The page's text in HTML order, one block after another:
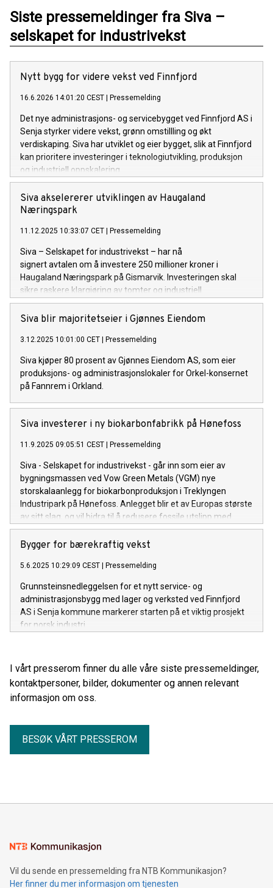
Siste pressemeldinger fra Siva –
selskapet for industrivekst
Nytt bygg for videre vekst ved Finnfjord
16.6.2026 14:01:20 CEST Pressemelding
Det nye administrasjons- og servicebygget ved Finnfjord AS i
Senja styrker videre vekst, grønn omstillling og økt
verdiskaping. Siva har utviklet og eier bygget, slik at Finnfjord
kan prioritere investeringer i teknologiutvikling, produksjon
og industriell oppskalering.
Siva akselererer utviklingen av Haugaland
Næringspark
11.12.2025 10:33:07 CET Pressemelding
Siva – Selskapet for industrivekst – har nå
signert avtalen om å investere 250 millioner kroner i
Haugaland Næringspark på Gismarvik. Investeringen skal
sikre raskere klargjøring av tomter og industriell
infrastruktur, og dermed senke terskelen for
nye, fremtidsrettede industrietableringer.
Siva blir majoritetseier i Gjønnes Eiendom
3.12.2025 10:01:00 CET Pressemelding
Siva kjøper 80 prosent av Gjønnes Eiendom AS, som eier
produksjons- og administrasjonslokaler for Orkel-konsernet
på Fannrem i Orkland.
Siva investerer i ny biokarbonfabrikk på Hønefoss
11.9.2025 09:05:51 CEST Pressemelding
Siva - Selskapet for industrivekst - går inn som eier av
bygningsmassen ved Vow Green Metals (VGM) nye
storskalaanlegg for biokarbonproduksjon i Treklyngen
Industripark på Hønefoss. Anlegget blir et av Europas største
av sitt slag, og vil bidra til å redusere fossile utslipp med
opptil 100 000 tonn årlig.
Bygger for bærekraftig vekst
5.6.2025 10:29:09 CEST Pressemelding
Grunnsteinsnedleggelsen for et nytt service- og
administrasjonsbygg med lager og verksted ved Finnfjord
AS i Senja kommune markerer starten på et viktig prosjekt
for norsk industri.
I vårt presserom finner du alle våre siste pressemeldinger,
kontaktpersoner, bilder, dokumenter og annen relevant
informasjon om oss.
BESØK VÅRT PRESSEROM
Vil du sende en pressemelding fra NTB Kommunikasjon?
Her finner du mer informasjon om tjenesten